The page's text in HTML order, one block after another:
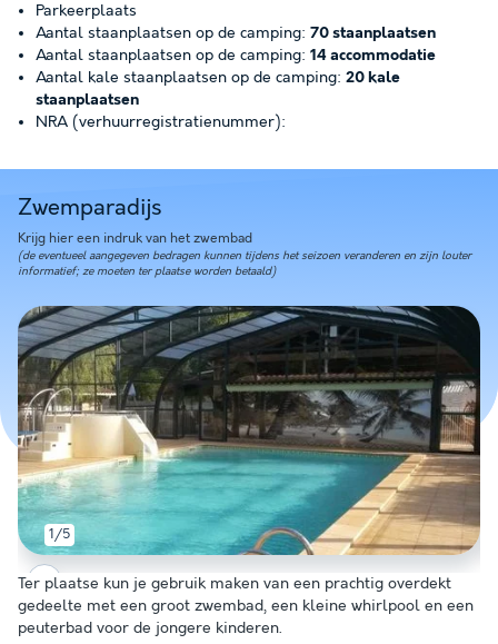
Parkeerplaats
Aantal staanplaatsen op de camping: 70 staanplaatsen
Aantal staanplaatsen op de camping: 14 accommodatie
Aantal kale staanplaatsen op de camping: 20 kale
staanplaatsen
NRA (verhuurregistratienummer):
Zwemparadijs
Krijg hier een indruk van het zwembad
(de eventueel aangegeven bedragen kunnen tijdens het seizoen veranderen en zijn louter
informatief; ze moeten ter plaatse worden betaald)
1/5
Ter plaatse kun je gebruik maken van een prachtig overdekt
gedeelte met een groot zwembad, een kleine whirlpool en een
peuterbad voor de jongere kinderen.